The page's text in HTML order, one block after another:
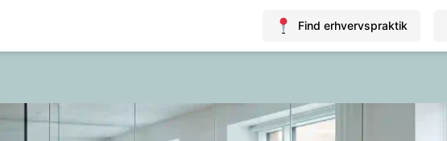
Find erhvervspraktik